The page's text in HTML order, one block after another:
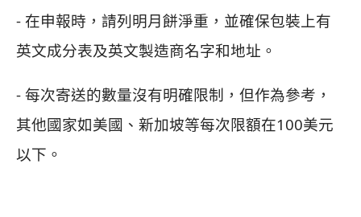
- 在申報時，請列明月餅淨重，並確保包裝上有
英文成分表及英文製造商名字和地址。
- 每次寄送的數量沒有明確限制，但作為參考，
其他國家如美國、新加坡等每次限額在100美元
以下。